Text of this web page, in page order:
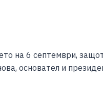
на 6 септември,
основател и